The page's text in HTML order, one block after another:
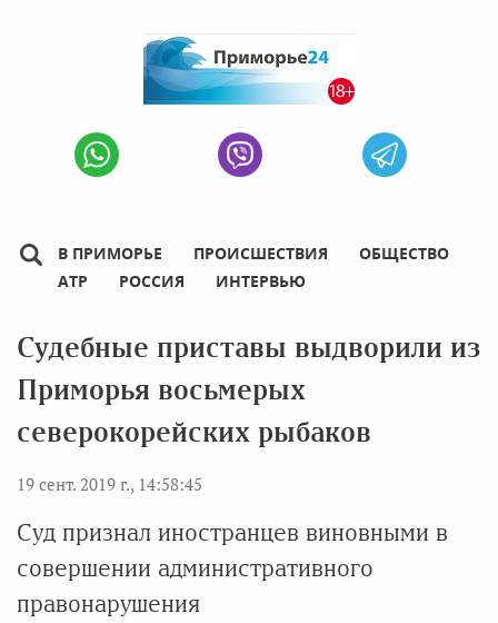
В ПРИМОРЬЕ ПРОИСШЕСТВИЯ
ОБЩЕСТВО
АТР
РОССИЯ ИНТЕРВЬЮ
Cудебные приставы выдворили из
Приморья восьмерых
северокорейских рыбаков
19 сент. 2019 г., 14:58:45
Суд признал иностранцев виновными в
совершении административного
правонарушения